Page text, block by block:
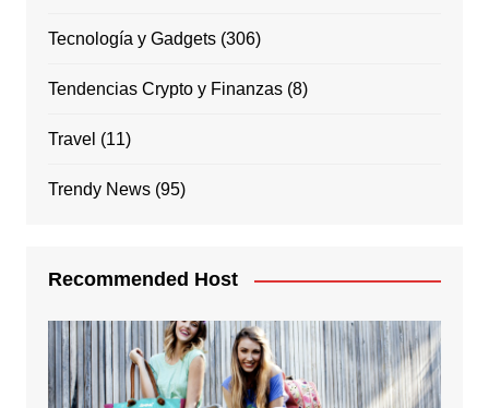
Tecnología y Gadgets(306)
Tendencias Crypto y Finanzas(8)
Travel (11)
Trendy News(95)
Recommended Host